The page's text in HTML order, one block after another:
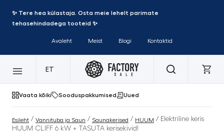
✨ Tere hea külastaja. Osta meie lehelt parimate
tehasehindadega tooteid ✨
Avaleht Meist Blogi Kontaktid
ET
Vaata kõiki Sooduspakkumised Uued
Esileht / Vannituba ja Saun / Saunakerised / HUUM / Elektriline keris
HUUM CLIFF 6 kW + TASUTA kerisekivid!